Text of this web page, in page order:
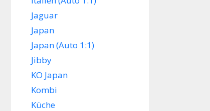
Jaguar
Japan
Japan (Auto 1:1)
Jibby
KO Japan
Kombi
Küche